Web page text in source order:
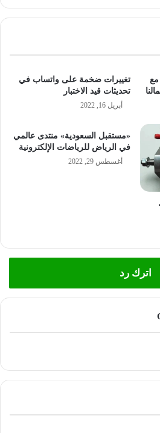
مع
تغييرات ضخمة على واتساب في
تحديثات قيد الاختبار
أبريل 16, 2022
«مستقبل السعودية» منتدى عالمي
في الرياض للرياضات الإلكترونية
أغسطس 29, 2022
اترك رد